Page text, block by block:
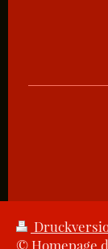
© Homepage